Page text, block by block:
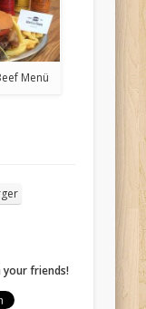
Menü
your friends!